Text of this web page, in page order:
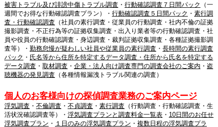
被害トラブル及び誹謗中傷トラブル調査 ・ 行動確認調査７日間パック
（一
週間でお得な行動確認調査プラン）・ 行動確認調査５日間パック ・ 素行調
査・行動確認調査 （社員の素行調査・従業員の行動調査・社内不倫の証拠
撮影調査・不正行為等の証拠収集調査・出入り業者等の行動確認調査・社
員や役員の行動確認調査・身辺調査・裁判証拠収集調査・各種証拠撮影調
査等）・ 勤務怠慢が疑わしい社員や従業員の素行調査 ・ 長時間の素行調査
パック ・ 氏名等から住所を特定するデータ調査・住所から氏名を特定する
データ調査 ・ 取材調査 ・ 企業・法人向け調査専門の調査会社のご案内 ・ 盗
聴機器の発見調査 （各種情報漏洩トラブル関連の調査）
個人のお客様向けの探偵調査業務のご案内ページ
浮気調査 ・ 不倫調査 ・ 不貞調査 ・ 素行調査 （行動調査・行動確認調査・生
活状況確認調査等）・ 浮気調査プランと調査料金一覧表・ 10日間のお任せ
浮気調査プラン ・ １日のみの浮気調査プラン ・ 複数日程の浮気調査プラ